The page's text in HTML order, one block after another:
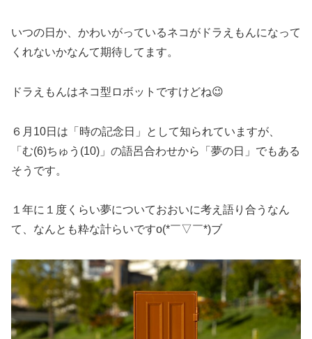
いつの日か、かわいがっているネコがドラえもんになって
くれないかなんて期待してます。
ドラえもんはネコ型ロボットですけどね😉
６月10日は「時の記念日」として知られていますが、
「む(6)ちゅう(10)」の語呂合わせから「夢の日」でもある
そうです。
１年に１度くらい夢についておおいに考え語り合うなん
て、なんとも粋な計らいですo(*￣▽￣*)ブ